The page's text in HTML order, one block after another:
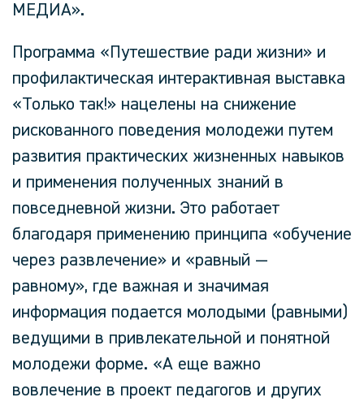
МЕДИА».
Программа «Путешествие ради жизни» и
профилактическая интерактивная выставка
«Только так!» нацелены на снижение
рискованного поведения молодежи путем
развития практических жизненных навыков
и применения полученных знаний в
повседневной жизни. Это работает
благодаря применению принципа «обучение
через развлечение» и «равный —
равному», где важная и значимая
информация подается молодыми (равными)
ведущими в привлекательной и понятной
молодежи форме. «А еще важно
вовлечение в проект педагогов и других